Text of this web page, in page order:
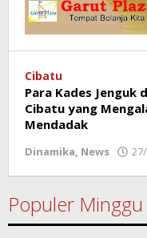
Cibatu
Para Kades Jenguk
Cibatu yang
Mendadak
Dinamika, News
Populer Minggu